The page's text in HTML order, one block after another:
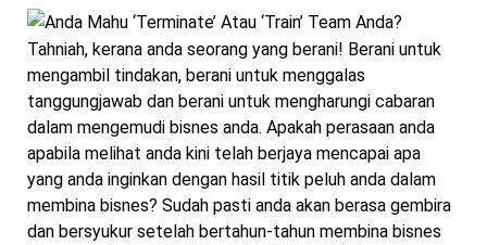
Tahniah, kerana anda seorang yang berani! Berani untuk
mengambil tindakan, berani untuk menggalas
tanggungjawab dan berani untuk mengharungi cabaran
dalam mengemudi bisnes anda. Apakah perasaan anda
apabila melihat anda kini telah berjaya mencapai apa
yang anda inginkan dengan hasil titik peluh anda dalam
membina bisnes? Sudah pasti anda akan berasa gembira
dan bersyukur setelah bertahun-tahun membina bisnes